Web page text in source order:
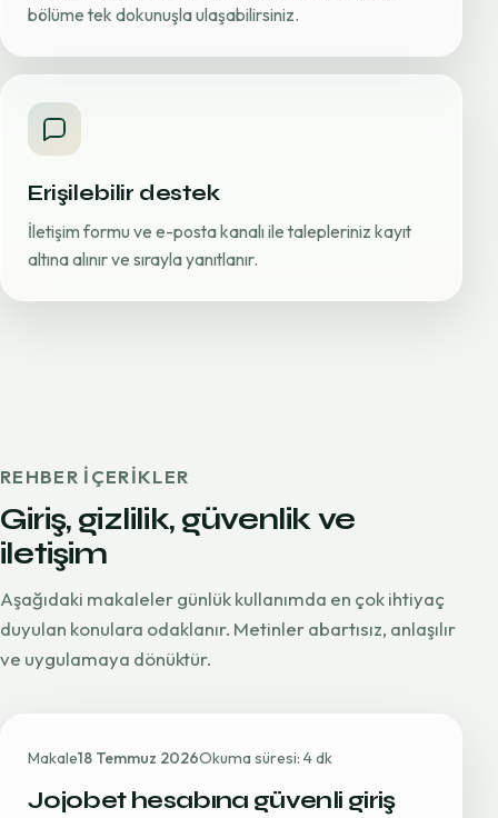
bölüme tek dokunuşla ulaşabilirsiniz.
Erişilebilir destek
İletişim formu ve e-posta kanalı ile talepleriniz kayıt
altına alınır ve sırayla yanıtlanır.
REHBER IÇERIKLER
Giriş, gizlilik, güvenlik ve
iletişim
Aşağıdaki makaleler günlük kullanımda en çok ihtiyaç
duyulan konulara odaklanır. Metinler abartısız, anlaşılır
ve uygulamaya dönüktür.
Makale18 Temmuz 2026Okuma süresi: 4 dk
Jojobet hesabına güvenli giriş